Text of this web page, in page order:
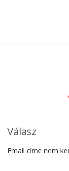
Válasz
Email címe nem